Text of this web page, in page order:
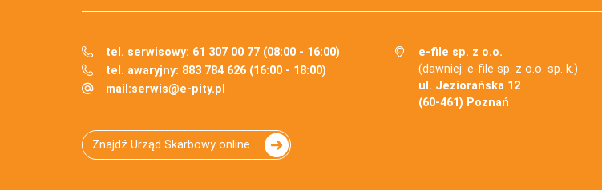
tel. serwisowy: 61 307 00 77 (08:00 - 16:00)
tel. awaryjny: 883 784 626 (16:00 - 18:00)
mail:serwis@e-pity.pl
e-file sp. z o.o.
(dawniej: e-file sp. z o.o. sp. k.)
ul. Jeziorańska 12
(60-461) Poznań
Znajdź Urząd Skarbowy online